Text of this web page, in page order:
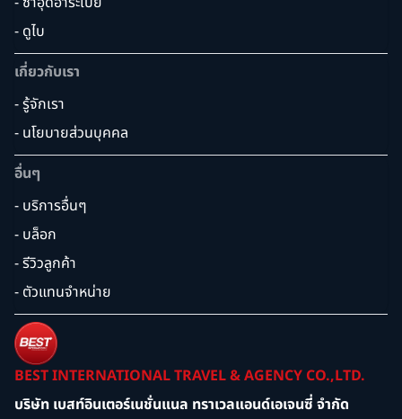
- ดูไบ
เกี่ยวกับเรา
- รู้จักเรา
- นโยบายส่วนบุคคล
อื่นๆ
- บริการอื่นๆ
- บล็อก
- รีวิวลูกค้า
- ตัวแทนจำหน่าย
BEST INTERNATIONAL TRAVEL & AGENCY CO.,LTD.
บริษัท เบสท์อินเตอร์เนชั่นแนล ทราเวลแอนด์เอเจนซี่ จำกัด